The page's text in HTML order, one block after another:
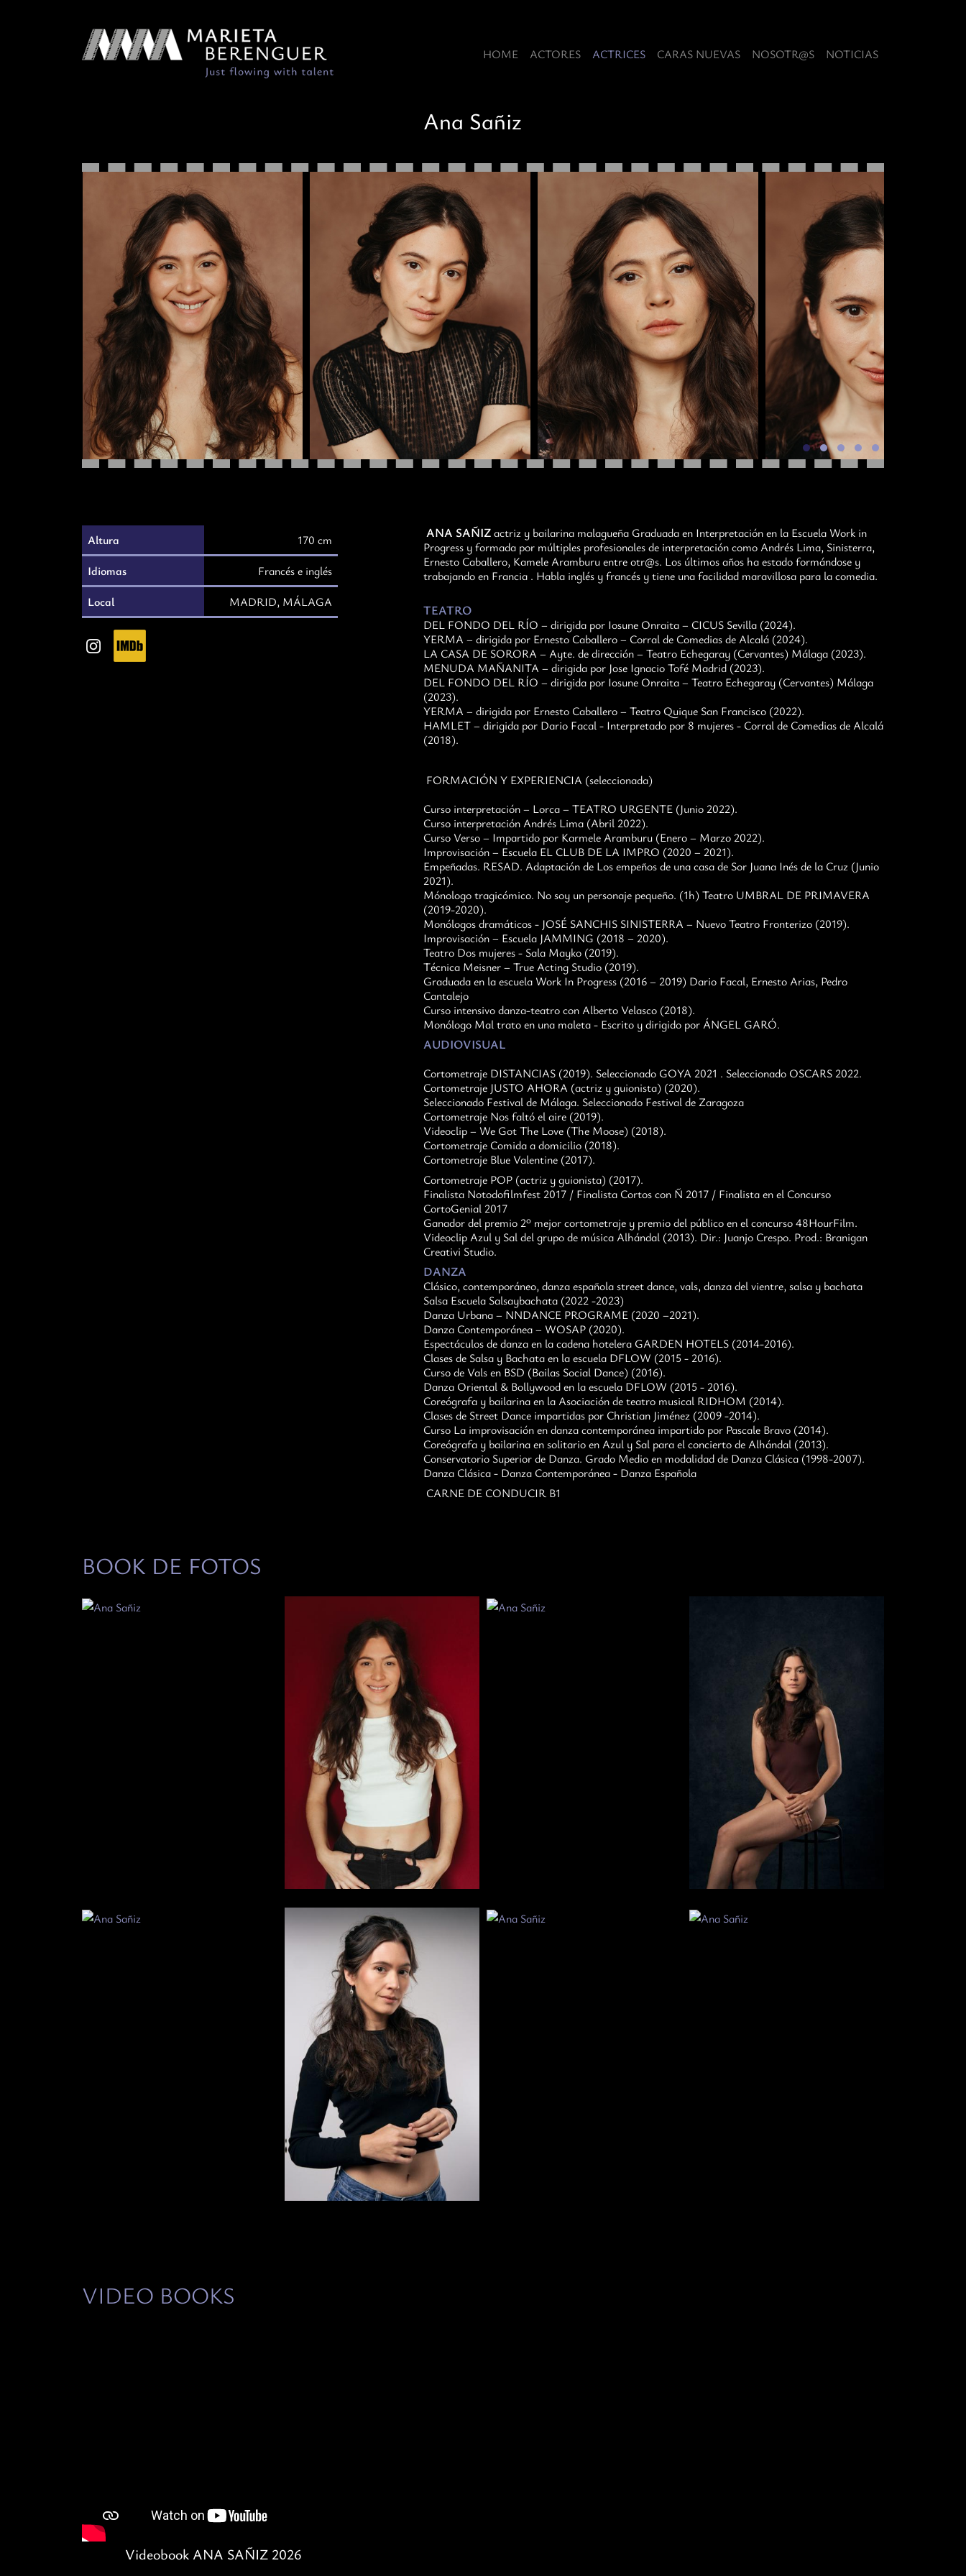
HOME ACTORES ACTRICES CARAS NUEVAS NOSOTR@S NOTICIAS
Ana Sañiz
Altura
170 cm
Idiomas
Francés e inglés
Local
MADRID, MÁLAGA
ANA SAÑIZactriz y bailarina malagueña Graduada en Interpretación en la Escuela Work in
Progress y formada por múltiples profesionales de interpretación como Andrés Lima, Sinisterra,
Ernesto Caballero, Kamele Aramburu entre otr@s. Los últimos años ha estado formándose y
trabajando en Francia . Habla inglés y francés y tiene una facilidad maravillosa para la comedia.
TEATRO
DEL FONDO DEL RÍO – dirigida por Iosune Onraita – CICUS Sevilla (2024).
YERMA – dirigida por Ernesto Caballero – Corral de Comedias de Alcalá (2024).
LA CASA DE SORORA – Ayte. de dirección – Teatro Echegaray (Cervantes) Málaga (2023).
MENUDA MAÑANITA – dirigida por Jose Ignacio Tofé Madrid (2023).
DEL FONDO DEL RÍO – dirigida por Iosune Onraita – Teatro Echegaray (Cervantes) Málaga
(2023).
YERMA – dirigida por Ernesto Caballero – Teatro Quique San Francisco (2022).
HAMLET – dirigida por Dario Facal - Interpretado por 8 mujeres - Corral de Comedias de Alcalá
(2018).
FORMACIÓN Y EXPERIENCIA (seleccionada)
Curso interpretación – Lorca – TEATRO URGENTE (Junio 2022).
Curso interpretación Andrés Lima (Abril 2022).
Curso Verso – Impartido por Karmele Aramburu (Enero – Marzo 2022).
Improvisación – Escuela EL CLUB DE LA IMPRO (2020 – 2021).
Empeñadas. RESAD. Adaptación de Los empeños de una casa de Sor Juana Inés de la Cruz (Junio
2021).
Mónologo tragicómico. No soy un personaje pequeño. (1h) Teatro UMBRAL DE PRIMAVERA
(2019-2020).
Monólogos dramáticos - JOSÉ SANCHIS SINISTERRA – Nuevo Teatro Fronterizo (2019).
Improvisación – Escuela JAMMING (2018 – 2020).
Teatro Dos mujeres - Sala Mayko (2019).
Técnica Meisner – True Acting Studio (2019).
Graduada en la escuela Work In Progress (2016 – 2019) Dario Facal, Ernesto Arias, Pedro
Cantalejo
Curso intensivo danza-teatro con Alberto Velasco (2018).
Monólogo Mal trato en una maleta - Escrito y dirigido por ÁNGEL GARÓ.
AUDIOVISUAL
Cortometraje DISTANCIAS (2019). Seleccionado GOYA 2021 . Seleccionado OSCARS 2022.
Cortometraje JUSTO AHORA (actriz y guionista) (2020).
Seleccionado Festival de Málaga. Seleccionado Festival de Zaragoza
Cortometraje Nos faltó el aire (2019).
Videoclip – We Got The Love (The Moose) (2018).
Cortometraje Comida a domicilio (2018).
Cortometraje Blue Valentine (2017).
Cortometraje POP (actriz y guionista) (2017).
Finalista Notodofilmfest 2017 / Finalista Cortos con Ñ 2017 / Finalista en el Concurso
CortoGenial 2017
Ganador del premio 2º mejor cortometraje y premio del público en el concurso 48HourFilm.
Videoclip Azul y Sal del grupo de música Alhándal (2013). Dir.: Juanjo Crespo. Prod.: Branigan
Creativi Studio.
DANZA
Clásico, contemporáneo, danza española street dance, vals, danza del vientre, salsa y bachata
Salsa Escuela Salsaybachata (2022 -2023)
Danza Urbana – NNDANCE PROGRAME (2020 –2021).
Danza Contemporánea – WOSAP (2020).
Espectáculos de danza en la cadena hotelera GARDEN HOTELS (2014-2016).
Clases de Salsa y Bachata en la escuela DFLOW (2015 - 2016).
Curso de Vals en BSD (Bailas Social Dance) (2016).
Danza Oriental & Bollywood en la escuela DFLOW (2015 - 2016).
Coreógrafa y bailarina en la Asociación de teatro musical RIDHOM (2014).
Clases de Street Dance impartidas por Christian Jiménez (2009 -2014).
Curso La improvisación en danza contemporánea impartido por Pascale Bravo (2014).
Coreógrafa y bailarina en solitario en Azul y Sal para el concierto de Alhándal (2013).
Conservatorio Superior de Danza. Grado Medio en modalidad de Danza Clásica (1998-2007).
Danza Clásica - Danza Contemporánea - Danza Española
CARNE DE CONDUCIR B1
BOOK DE FOTOS
VIDEO BOOKS
Videobook ANA SAÑIZ 2026